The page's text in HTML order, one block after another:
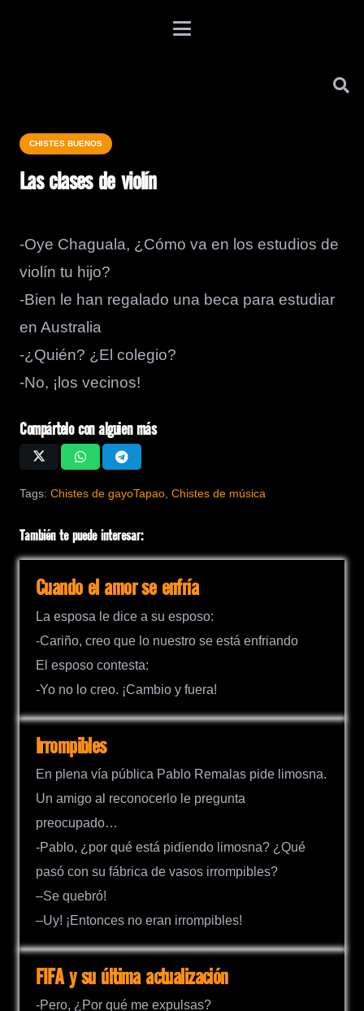
CHISTES BUENOS
Las clases de violín
-Oye Chaguala, ¿Cómo va en los estudios de
violín tu hijo?
-Bien le han regalado una beca para estudiar
en Australia
-¿Quién? ¿El colegio?
-No, ¡los vecinos!
Compártelo con alguien más
Tags: Chistes de gayoTapao Chistes de música
También te puede interesar:
Cuando el amor se enfría
La esposa le dice a su esposo:
-Cariño, creo que lo nuestro se está enfriando
El esposo contesta:
-Yo no lo creo. ¡Cambio y fuera!
Irrompibles
En plena vía pública Pablo Remalas pide limosna.
Un amigo al reconocerlo le pregunta
preocupado…
-Pablo, ¿por qué está pidiendo limosna? ¿Qué
pasó con su fábrica de vasos irrompibles?
–Se quebró!
–Uy! ¡Entonces no eran irrompibles!
FIFA y su última actualización
-Pero, ¿Por qué me expulsas?